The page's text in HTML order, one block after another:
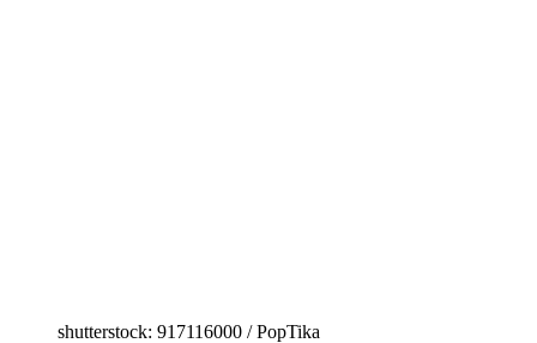
shutter­stock: 917116000 /​ PopTika